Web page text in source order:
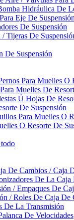
Hidráulica De
Eje De Suspensión
De Suspensión
Tijeras De
De Suspensión
Para Muelles O
Muelles De
Ú Hojas De
De Suspensión
Para Muelles O
O Resorte De
De Cambios / Caja
De La Caja
/ Empaques De
/ Roles De Caja
De La Transmisión
De Velocidades